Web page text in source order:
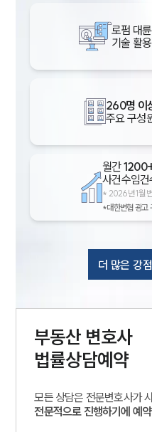
로펌 대
기술 활
260명 이
주요 구성
월간
사건수임건
* 2026년 1월
*대한변협 광고
더 많은 강
부동산 변호사
법률상담예약
모든 상담은 전문변호사가
전문적으로 진행하기에 예